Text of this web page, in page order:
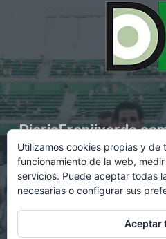
información
Contacto en:
Utilizamos cookies propias y
funcionamiento de la web,
servicios. Puede aceptar todas
necesarias o configurar sus
Aceptar